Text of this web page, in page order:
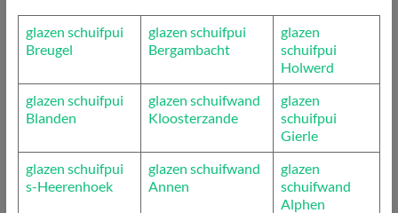
glazen schuifpui
Breugel
glazen schuifpui
Bergambacht
glazen
schuifpui
Holwerd
glazen schuifpui
Blanden
glazen schuifwand
Kloosterzande
glazen
schuifpui
Gierle
glazen schuifpui
s-Heerenhoek
glazen schuifwand
Annen
glazen
schuifwand
Alphen